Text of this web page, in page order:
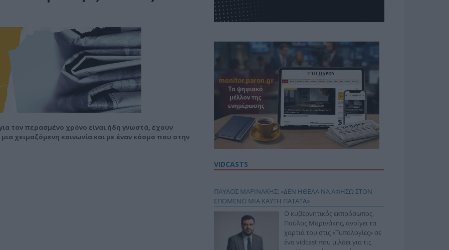
τον περασμένο χρόνο είναι ήδη γνωστά, έχουν
χειμαζόμενη κοινωνία και με έναν κόσμο που στην
VIDCASTS
ΠΑΥΛΟΣ ΜΑΡΙΝΑΚΗΣ: «ΔΕΝ ΗΘΕΛΑ ΝΑ ΑΦΗΣΩ ΣΤΟΝ
ΕΠΟΜΕΝΟ ΜΙΑ ΚΑΥΤΗ ΠΑΤΑΤΑ»
Ο κυβερνητικός εκπρόσωπος,
Παύλος Μαρινάκης, ανοίγει τα
χαρτιά του στις «Τυπολογίες» σε
ένα vidcast που μιλάει για τις